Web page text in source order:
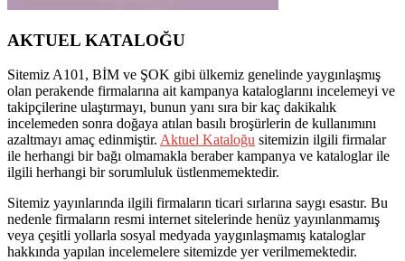
AKTUEL KATALOĞU
Sitemiz A101, BİM ve ŞOK gibi ülkemiz genelinde yaygınlaşmış
olan perakende firmalarına ait kampanya kataloglarını incelemeyi ve
takipçilerine ulaştırmayı, bunun yanı sıra bir kaç dakikalık
incelemeden sonra doğaya atılan basılı broşürlerin de kullanımını
azaltmayı amaç edinmiştir. Aktuel Kataloğu sitemizin ilgili firmalar
ile herhangi bir bağı olmamakla beraber kampanya ve kataloglar ile
ilgili herhangi bir sorumluluk üstlenmemektedir.
Sitemiz yayınlarında ilgili firmaların ticari sırlarına saygı esastır. Bu
nedenle firmaların resmi internet sitelerinde henüz yayınlanmamış
veya çeşitli yollarla sosyal medyada yaygınlaşmamış kataloglar
hakkında yapılan incelemelere sitemizde yer verilmemektedir.